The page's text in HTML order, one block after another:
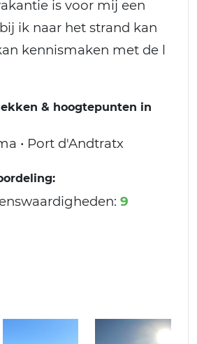
is voor mij een
ik naar het strand kan
kennismaken met de l
& hoogtepunten in
• Port d'Andtratx
9